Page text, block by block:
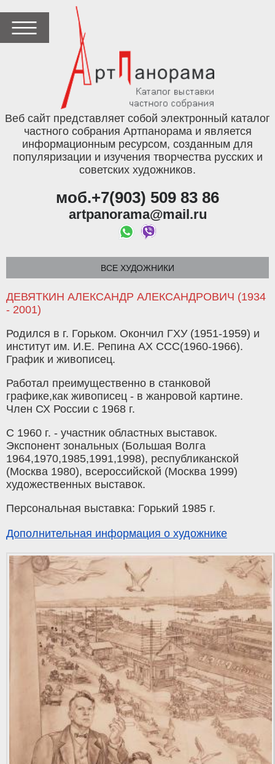
Веб сайт представляет собой электронный каталог
частного собрания Артпанорама и является
информационным ресурсом, созданным для
популяризации и изучения творчества русских и
советских художников.
моб.+7(903) 509 83 86
artpanorama@mail.ru
ВСЕ ХУДОЖНИКИ
ДЕВЯТКИН АЛЕКСАНДР АЛЕКСАНДРОВИЧ (1934
- 2001)
Родился в г. Горьком. Окончил ГХУ (1951-1959) и
институт им. И.Е. Репина АХ ССС(1960-1966).
График и живописец.
Работал преимущественно в станковой
графике,как живописец - в жанровой картине.
Член СХ России с 1968 г.
С 1960 г. - участник областных выставок.
Экспонент зональных (Большая Волга
1964,1970,1985,1991,1998), республиканской
(Москва 1980), всероссийской (Москва 1999)
художественных выставок.
Персональная выставка: Горький 1985 г.
Дополнительная информация о художнике